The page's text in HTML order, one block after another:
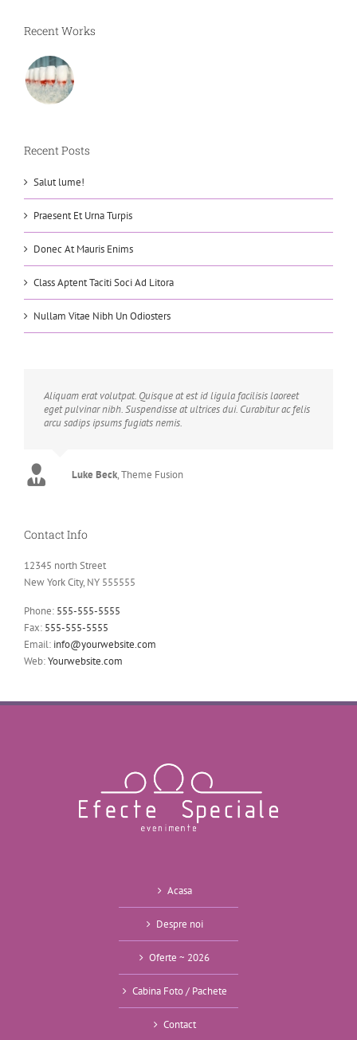
Recent Works
Recent Posts
Salut lume!
Praesent Et Urna Turpis
Donec At Mauris Enims
Class Aptent Taciti Soci Ad Litora
Nullam Vitae Nibh Un Odiosters
Aliquam erat volutpat. Quisque at est id ligula facilisis laoreet
eget pulvinar nibh. Suspendisse at ultrices dui. Curabitur ac felis
arcu sadips ipsums fugiats nemis.
Luke Beck,Theme Fusion
Contact Info
12345 north Street
New York City, NY 555555
Phone: 555-555-5555
Fax: 555-555-5555
Email: info@yourwebsite.com
Web:Yourwebsite.com
Acasa
Despre noi
Oferte ~ 2026
Cabina Foto / Pachete
Contact